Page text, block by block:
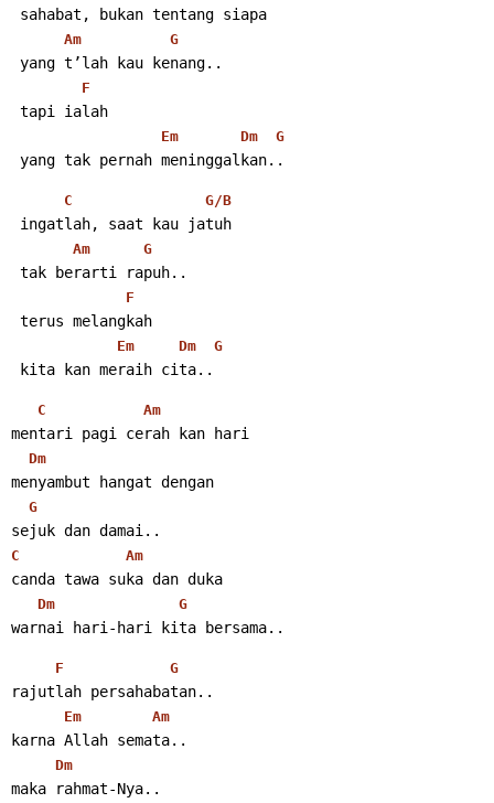
sahabat, bukan tentang siapa
Am G
yang t’lah kau kenang..
F
tapi ialah
Em Dm G
yang tak pernah meninggalkan..
C G/B
ingatlah, saat kau jatuh
Am G
tak berarti rapuh..
F
terus melangkah
Em Dm G
kita kan meraih cita..
C Am
mentari pagi cerah kan hari
Dm
menyambut hangat dengan
G
sejuk dan damai..
C Am
canda tawa suka dan duka
Dm G
warnai hari-hari kita bersama..
F G
rajutlah persahabatan..
Em Am
karna Allah semata..
Dm
maka rahmat-Nya..